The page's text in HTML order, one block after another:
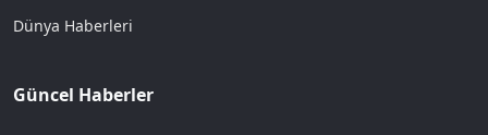
Dünya Haberleri
Güncel Haberler